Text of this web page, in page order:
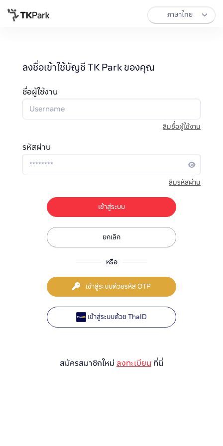
ลงชื่อเข้าใช้บัญชี TK Park ของคุณ
ชื่อผู้ใช้งาน
ลืมชื่อผู้ใช้งาน
รหัสผ่าน
ลืมรหัสผ่าน
เข้าสู่ระบบ
ยกเลิก
หรือ
เข้าสู่ระบบด้วยรหัส OTP
เข้าสู่ระบบด้วย ThaID
สมัครสมาชิกใหม่ ลงทะเบียน ที่นี่